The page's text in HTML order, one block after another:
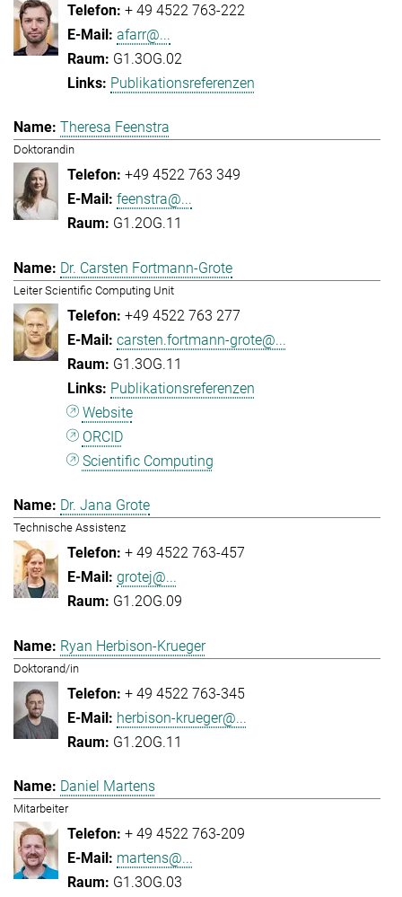
+ 49 4522 763-222
afarr@...
G1.3OG.02
Publikationsreferenzen
Theresa Feenstra
Doktorandin
+49 4522 763 349
feenstra@...
G1.2OG.11
Dr. Carsten Fortmann-Grote
Leiter Scientific Computing Unit
+49 4522 763 277
carsten.fortmann-grote@...
G1.3OG.11
Publikationsreferenzen
Website
ORCID
Scientific Computing
Dr. Jana Grote
Technische Assistenz
+ 49 4522 763-457
grotej@...
G1.2OG.09
Ryan Herbison-Krueger
Doktorand/in
+ 49 4522 763-345
herbison-krueger@...
G1.2OG.11
Daniel Martens
Mitarbeiter
+ 49 4522 763-209
martens@...
G1.3OG.03